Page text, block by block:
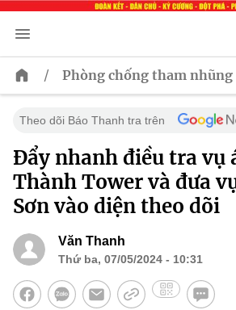
/ Phòng chống tham nhũng
Theo dõi Báo Thanh tra trên
Đẩy nhanh điều tra vụ
Thành Tower và đưa
Sơn vào diện theo dõi
Văn Thanh
Thứ ba, 07/05/2024 - 10:31